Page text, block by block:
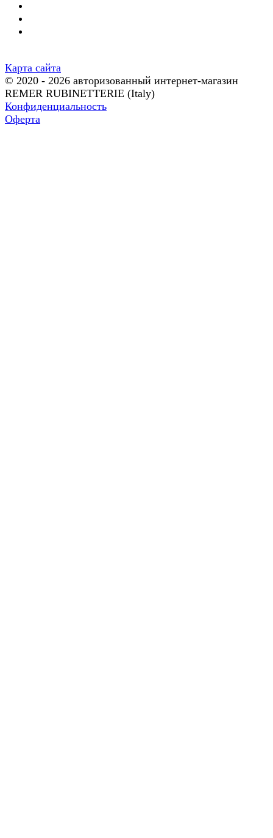
Карта сайта
© 2020 - 2026 авторизованный интернет-магазин
REMER RUBINETTERIE (Italy)
Конфиденциальность
Оферта